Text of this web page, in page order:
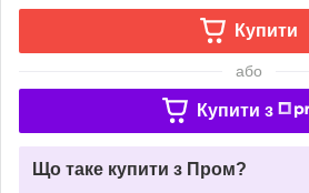
Купити
або
Купити з
Що таке купити з Пром?